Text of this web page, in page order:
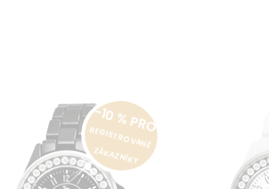
-10 % PRO
REGISTROVANÉ
ZÁKAZNÍKY